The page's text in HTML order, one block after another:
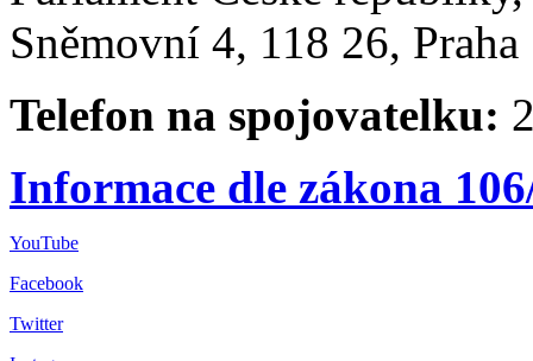
Sněmovní 4, 118 26,
Telefon na spojovatelku:
Informace dle zákona
YouTube
Facebook
Twitter